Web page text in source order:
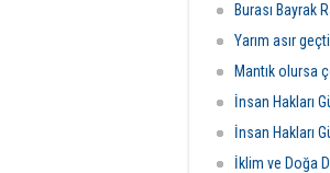
Burası Bayrak
Yarım asır geçti
Mantık olursa
İnsan Hakları
İnsan Hakları
İklim ve Doğa